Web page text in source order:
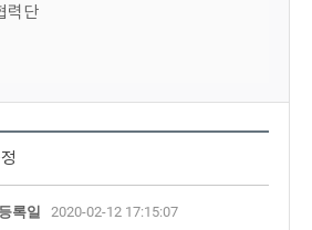
력단
등록일
2020-02-12 17:15:07